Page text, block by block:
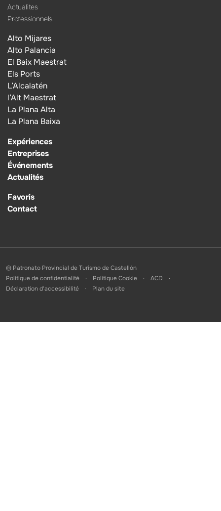
Actualites
Professionnels
Alto Mijares
Alto Palancia
El Baix Maestrat
Els Ports
L’Alcalatén
l’Alt Maestrat
La Plana Alta
La Plana Baixa
Expériences
Entreprises
Événements
Actualités
Favoris
Contact
© Patronato Provincial de Turismo de Castellón
Politique de confidentialité
Politique Cookie
ACD
Déclaration d'accessibilité
Plan du site